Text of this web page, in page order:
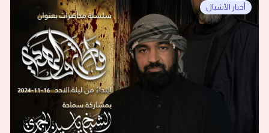
أخبار الأشبال